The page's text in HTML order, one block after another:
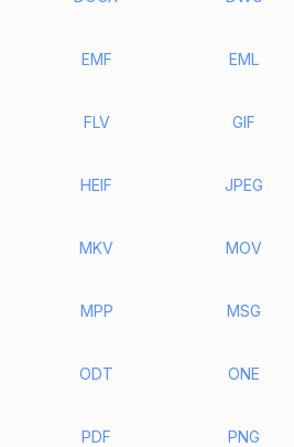
EMF EML
FLV GIF
HEIF JPEG
MKV MOV
MPP MSG
ODT ONE
PDF PNG